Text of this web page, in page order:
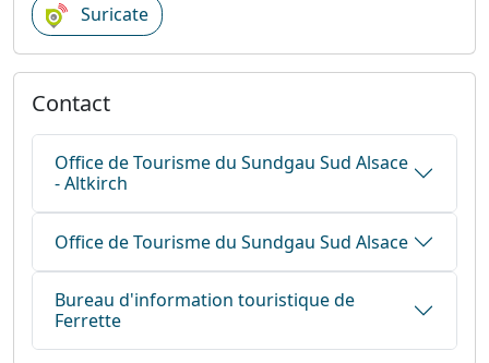
Suricate
Contact
Office de Tourisme du Sundgau Sud Alsace
- Altkirch
Office de Tourisme du Sundgau Sud Alsace
Bureau d'information touristique de
Ferrette